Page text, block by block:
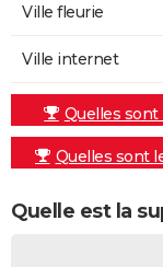
Ville fleurie
Ville internet
Quelles sont
Quelles sont
Quelle est la